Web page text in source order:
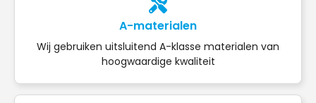
A-materialen
Wij gebruiken uitsluitend A-klasse materialen van
hoogwaardige kwaliteit